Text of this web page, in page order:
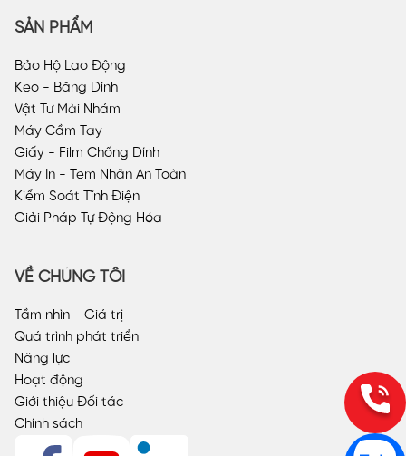
SẢN PHẨM
Bảo Hộ Lao Động
Keo - Băng Dính
Vật Tư Mài Nhám
Máy Cầm Tay
Giấy - Film Chống Dính
Máy In - Tem Nhãn An Toàn
Kiểm Soát Tĩnh Điện
Giải Pháp Tự Động Hóa
VỀ CHÚNG TÔI
Tầm nhìn - Giá trị
Quá trình phát triển
Năng lực
Hoạt động
Giới thiệu Đối tác
Chính sách